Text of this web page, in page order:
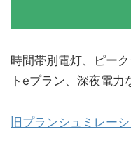
時間帯別電灯、ピー
トeプラン、深夜電力
旧プランシュミレー